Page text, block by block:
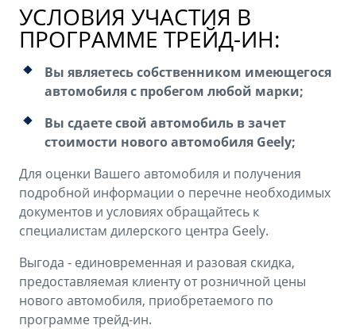
УСЛОВИЯ УЧАСТИЯ В
ПРОГРАММЕ ТРЕЙД-ИН:
Вы являетесь собственником имеющегося
автомобиля с пробегом любой марки;
Вы сдаете свой автомобиль в зачет
стоимости нового автомобиля Geely;
Для оценки Вашего автомобиля и получения
подробной информации о перечне необходимых
документов и условиях обращайтесь к
специалистам дилерского центра Geely.
Выгода - единовременная и разовая скидка,
предоставляемая клиенту от розничной цены
нового автомобиля, приобретаемого по
программе трейд-ин.